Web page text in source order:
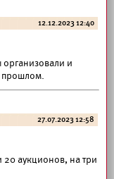
12.12.2023 12:40
организовали и
прошлом.
27.07.2023 12:58
20 аукционов, на три